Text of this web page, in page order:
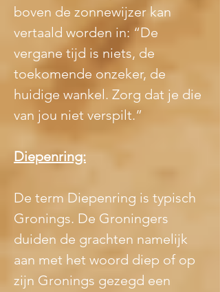
boven de zonnewijzer kan
vertaald worden in: “De
vergane tijd is niets, de
toekomende onzeker, de
huidige wankel. Zorg dat je die
van jou niet verspilt.”
Diepenring:
De term Diepenring is typisch
Gronings. De Groningers
duiden de grachten namelijk
aan met het woord diep of op
zijn Gronings gezegd een